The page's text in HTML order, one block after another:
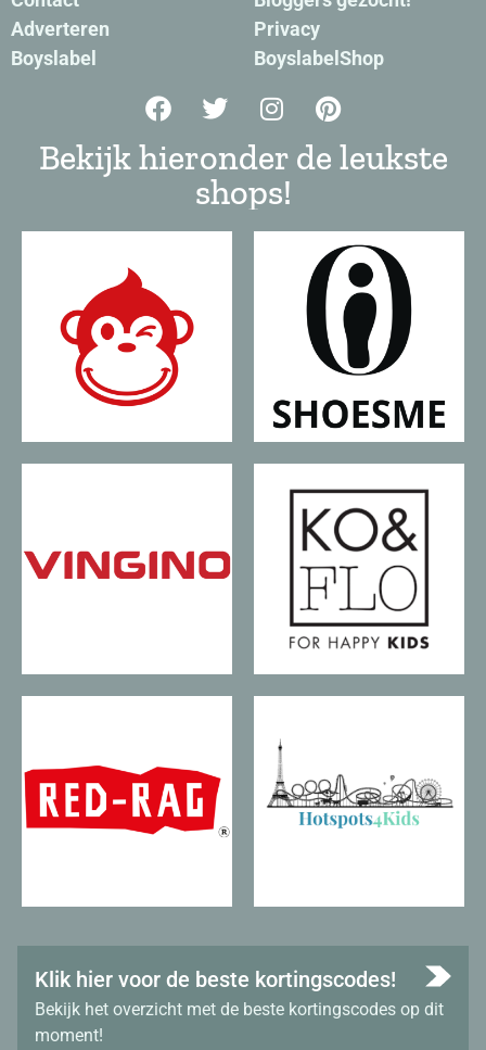
Adverteren
Boyslabel
Privacy
BoyslabelShop
Bekijk hieronder de leukste
shops!
Klik hier voor de beste kortingscodes!
Bekijk het overzicht met de beste kortingscodes op dit
moment!